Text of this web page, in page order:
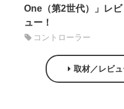
One（第2世代）」レビ
ュー！
コントローラー
取材／レビ